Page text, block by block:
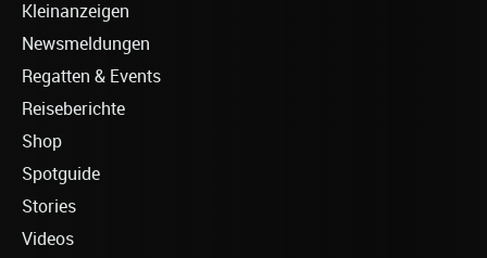
Kleinanzeigen
Newsmeldungen
Regatten & Events
Reiseberichte
Shop
Spotguide
Stories
Videos